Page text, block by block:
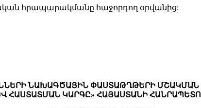
հրապարակմանը հաջորդող օրվանից:
ՆԱԽԱԳԾԱՅԻՆ ՓԱՍՏԱԹՂԹԵՐԻ
ՀԱՍՏԱՏՄԱՆ ԿԱՐԳԸ» ՀԱՅԱՍՏԱՆԻ